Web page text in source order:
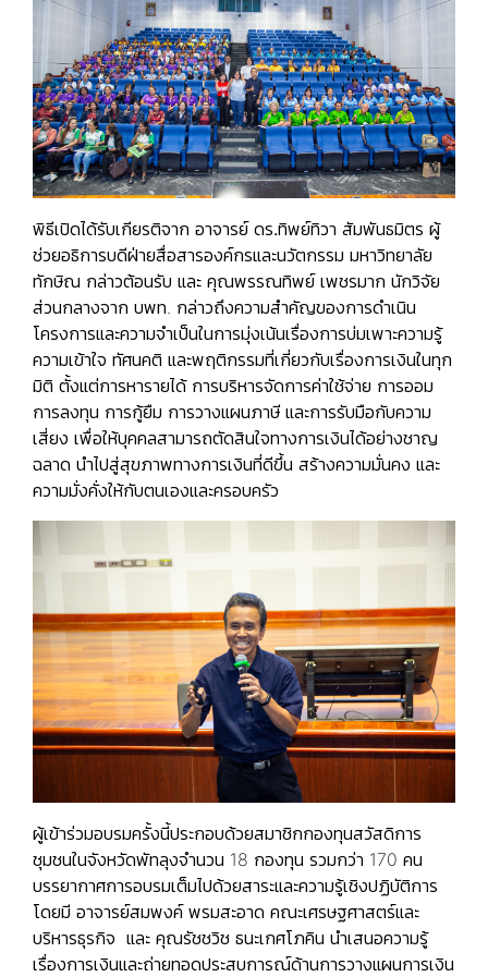
พิธีเปิดได้รับเกียรติจาก อาจารย์ ดร.ทิพย์ทิวา สัมพันธมิตร ผู้
ช่วยอธิการบดีฝ่ายสื่อสารองค์กรและนวัตกรรม มหาวิทยาลัย
ทักษิณ กล่าวต้อนรับ และ คุณพรรณทิพย์ เพชรมาก นักวิจัย
ส่วนกลางจาก บพท. กล่าวถึงความสำคัญของการดำเนิน
โครงการและความจำเป็นในการมุ่งเน้นเรื่องการบ่มเพาะความรู้
ความเข้าใจ ทัศนคติ และพฤติกรรมที่เกี่ยวกับเรื่องการเงินในทุก
มิติ ตั้งแต่การหารายได้ การบริหารจัดการค่าใช้จ่าย การออม
การลงทุน การกู้ยืม การวางแผนภาษี และการรับมือกับความ
เสี่ยง เพื่อให้บุคคลสามารถตัดสินใจทางการเงินได้อย่างชาญ
ฉลาด นำไปสู่สุขภาพทางการเงินที่ดีขึ้น สร้างความมั่นคง และ
ความมั่งคั่งให้กับตนเองและครอบครัว
ผู้เข้าร่วมอบรมครั้งนี้ประกอบด้วยสมาชิกกองทุนสวัสดิการ
ชุมชนในจังหวัดพัทลุงจำนวน 18 กองทุน รวมกว่า 170 คน
บรรยากาศการอบรมเต็มไปด้วยสาระและความรู้เชิงปฏิบัติการ
โดยมี อาจารย์สมพงค์ พรมสะอาด คณะเศรษฐศาสตร์และ
บริหารธุรกิจ และ คุณรัชชวิช ธนะเกศโภคิน นำเสนอความรู้
เรื่องการเงินและถ่ายทอดประสบการณ์ด้านการวางแผนการเงิน